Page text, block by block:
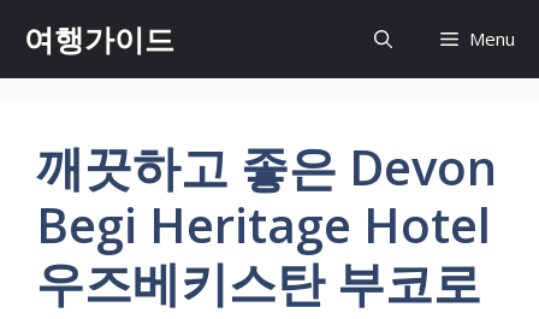
츠
여행가이드 Menu
깨끗하고 좋은 Devon
Begi Heritage Hotel
우즈베키스탄 부코로